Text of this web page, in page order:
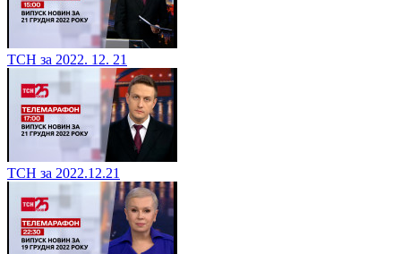
ТСН за 2022. 12. 21
ТСН за 2022.12.21